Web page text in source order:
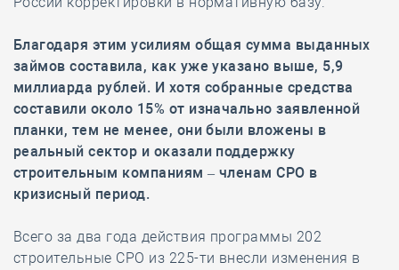
Благодаря этим усилиям общая сумма выданных
займов составила, как уже указано выше, 5,9
миллиарда рублей. И хотя собранные средства
составили около 15% от изначально заявленной
планки, тем не менее, они были вложены в
реальный сектор и оказали поддержку
строительным компаниям – членам СРО в
кризисный период.
Всего за два года действия программы 202
строительные СРО из 225-ти внесли изменения в